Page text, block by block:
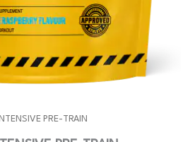
PRE-TRAIN